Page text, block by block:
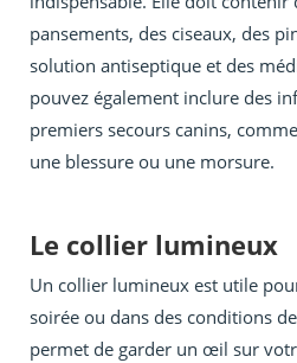
pansements, des ciseaux, des
solution antiseptique et des
pouvez également inclure des
premiers secours canins,
une blessure ou une morsure.
Le collier lumineux
Un collier lumineux est utile
soirée ou dans des conditions
permet de garder un œil sur